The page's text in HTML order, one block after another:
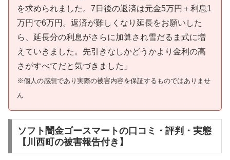
を求められました。7日後の返済は元金5万円＋利息1
万円で6万円。返済が難しくなり延長をお願いした
ら、延長分の利息がさらに加算され雪だるま式に増
えていきました。先引きなしかどうかより金利の高
さがすべてだと気づきました」
※個人の感想であり実際の被害内容を保証するものではありませ
ん
ソフト闇金ゴースマートの口コミ・評判・実態
【川西町の被害報告付き】